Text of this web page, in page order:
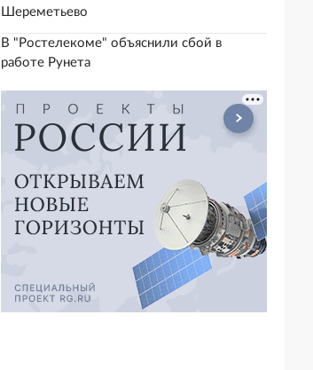
Шереметьево
В "Ростелекоме" объяснили сбой в
работе Рунета